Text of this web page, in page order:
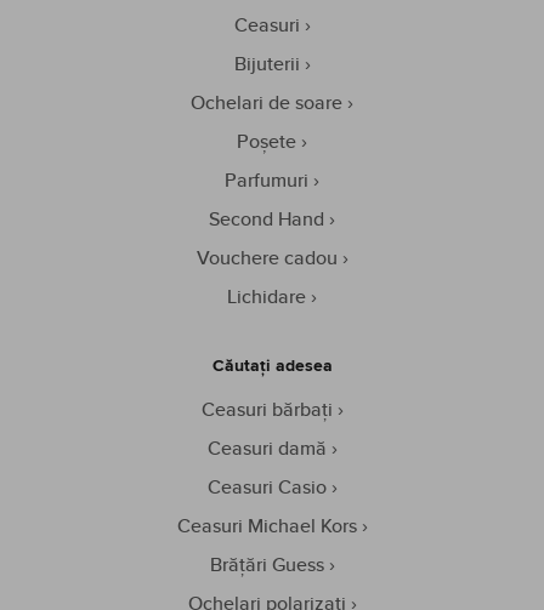
Ceasuri
Bijuterii
Ochelari de soare
Poșete
Parfumuri
Second Hand
Vouchere cadou
Lichidare
Căutați adesea
Ceasuri bărbați
Ceasuri damă
Ceasuri Casio
Ceasuri Michael Kors
Brățări Guess
Ochelari polarizați